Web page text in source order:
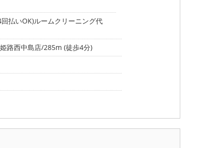
払いOK)ルームクリーニング代
路西中島店/285m (徒歩4分)